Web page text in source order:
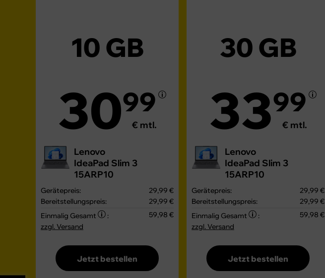
10 GB
3099
€ mtl.
Lenovo
IdeaPad Slim 3
15ARP10
Gerätepreis:
29,99 €
Bereitstellungspreis:
29,99 €
Einmalig Gesamt
:
59,98 €
zzgl. Versand
Jetzt bestellen
30 GB
3399
€ mtl.
Lenovo
IdeaPad Slim 3
15ARP10
Gerätepreis:
29,99 €
Bereitstellungspreis:
29,99 €
Einmalig Gesamt
:
59,98 €
zzgl. Versand
Jetzt bestellen